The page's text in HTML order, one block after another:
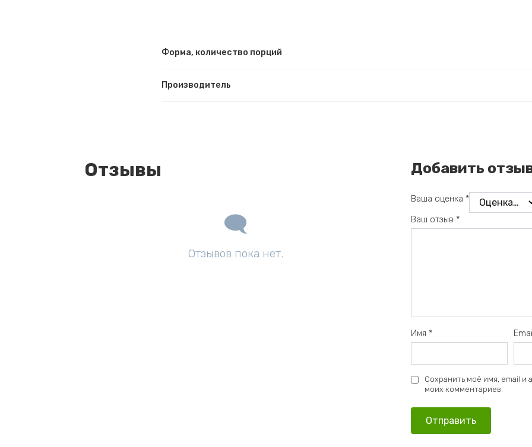
Форма, количество порций
Производитель
Отзывы
Отзывов пока нет.
Добавить
Ваша оценка *
Ваш отзыв *
Имя *
Сохранить моё имя, email и
моих комментариев.